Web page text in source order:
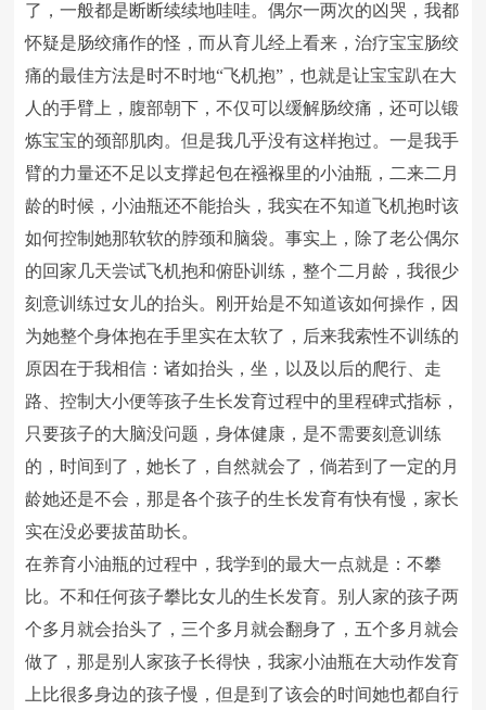
了，一般都是断断续续地哇哇。偶尔一两次的凶哭，我都
怀疑是肠绞痛作的怪，而从育儿经上看来，治疗宝宝肠绞
痛的最佳方法是时不时地“飞机抱”，也就是让宝宝趴在大
人的手臂上，腹部朝下，不仅可以缓解肠绞痛，还可以锻
炼宝宝的颈部肌肉。但是我几乎没有这样抱过。一是我手
臂的力量还不足以支撑起包在襁褓里的小油瓶，二来二月
龄的时候，小油瓶还不能抬头，我实在不知道飞机抱时该
如何控制她那软软的脖颈和脑袋。事实上，除了老公偶尔
的回家几天尝试飞机抱和俯卧训练，整个二月龄，我很少
刻意训练过女儿的抬头。刚开始是不知道该如何操作，因
为她整个身体抱在手里实在太软了，后来我索性不训练的
原因在于我相信：诸如抬头，坐，以及以后的爬行、走
路、控制大小便等孩子生长发育过程中的里程碑式指标，
只要孩子的大脑没问题，身体健康，是不需要刻意训练
的，时间到了，她长了，自然就会了，倘若到了一定的月
龄她还是不会，那是各个孩子的生长发育有快有慢，家长
实在没必要拔苗助长。
在养育小油瓶的过程中，我学到的最大一点就是：不攀
比。不和任何孩子攀比女儿的生长发育。别人家的孩子两
个多月就会抬头了，三个多月就会翻身了，五个多月就会
做了，那是别人家孩子长得快，我家小油瓶在大动作发育
上比很多身边的孩子慢，但是到了该会的时间她也都自行